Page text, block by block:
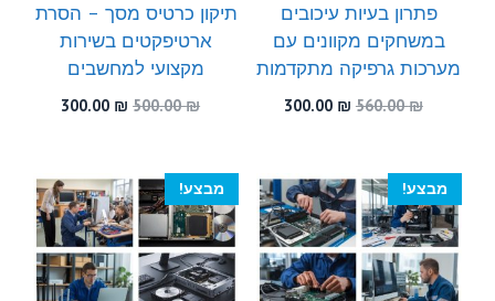
פתרון בעיות עיכובים
במשחקים מקוונים עם
מערכות גרפיקה מתקדמות
560.00₪
המחיר
560.00 ₪.
300.00 ₪
300.00 ₪.
תיקון כרטיס מסך – הסרת
ארטיפקטים בשירות
מקצועי למחשבים
500.00₪
המחיר
500.00 ₪.
300.00 ₪
המחיר
300.00 ₪.
מבצע! מבצע!